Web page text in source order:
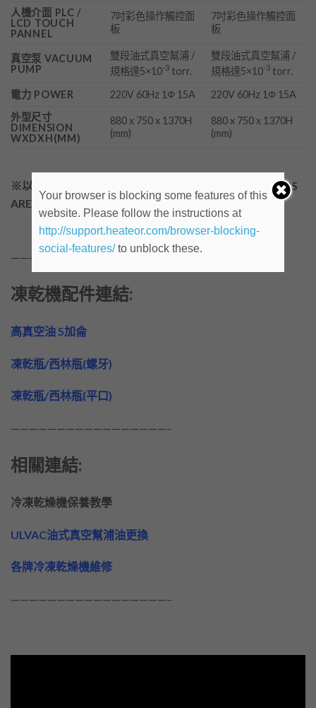
人機介面 PLC /
LCD TOUCH
PANNEL
7吋彩色操作觸控面
板
7吋彩色操作觸控面
板
真空泵 VACUUM
PUMP
雙段油式真空幫浦 /
規格達5×10-3 torr.
雙段油式真空幫浦 /
規格達5×10-3 torr.
電力 POWER
220V 60Hz 1Φ 15A
220V 60Hz 1Φ 15A
外型尺寸
DIMENSION
WXDXH(MM)
880 x 750 x 1370H
(mm)
880 x 750 x 1370H
(mm)
※以上尺寸僅供參考，本公司保有變更權利 DIMENSIONS
ARE REFERENCE ONLY
—————————————————–
凍乾機配件連結:
高真空油 5加侖
凍乾瓶/西林瓶(螺牙)
凍乾瓶/西林瓶(平口)
—————————————————–
相關連結:
冷凍乾燥機保養教學
ULVAC油式真空幫浦油更換
各牌冷凍乾燥機維修
—————————————————–
Your browser is blocking some features of this
website. Please follow the instructions at
http://support.heateor.com/browser-blocking-
social-features/to unblock these.